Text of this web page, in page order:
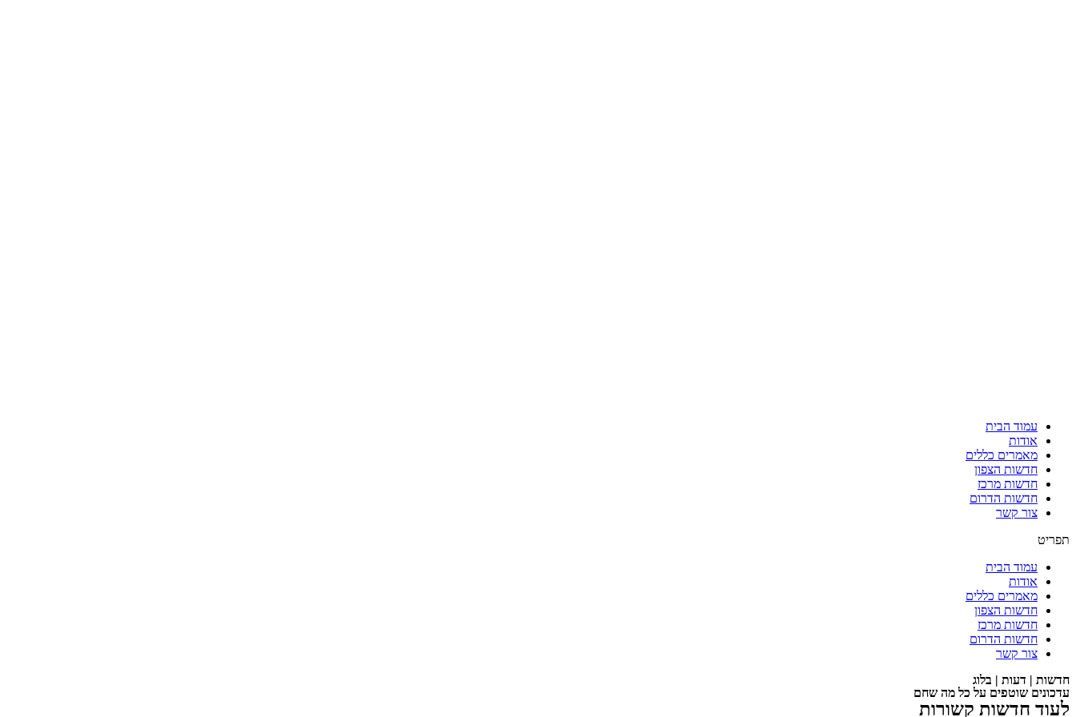
עמוד הבית
אודות
מאמרים כללים
חדשות הצפון
חדשות מרכז
חדשות הדרום
צור קשר
תפריט
עמוד הבית
אודות
מאמרים כללים
חדשות הצפון
חדשות מרכז
חדשות הדרום
צור קשר
חדשות | דעות | בלוג
עדכונים שוטפים על כל מה שחם
לעוד חדשות קשורות